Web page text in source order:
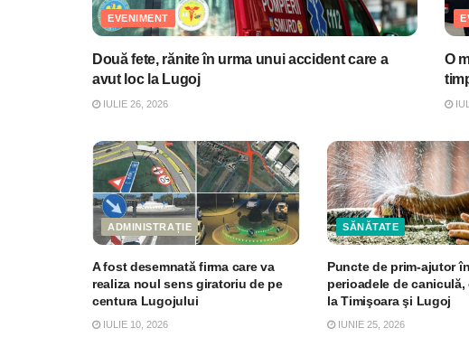
EVENIMENT
Două fete, rănite în urma unui accident care a
avut loc la Lugoj
IULIE 26, 2026
O
ADMINISTRAȚIE
A fost desemnată firma care va
realiza noul sens giratoriu de pe
centura Lugojului
IULIE 10, 2026
SĂNĂTATE
Puncte de prim-ajutor în
perioadele de
la Timişoara şi Lugoj
IUNIE 25, 2026